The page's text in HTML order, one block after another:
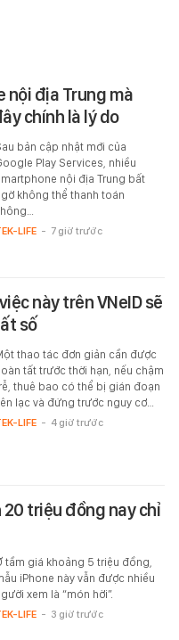
nội địa Trung mà
chính là lý do
bản cập nhật mới của
Play Services, nhiều
nội địa Trung bất
không thể thanh toán
LIFE - 7 giờ trước
này trên VNeID sẽ
số
thao tác đơn giản cần được
tất trước thời hạn, nếu chậm
thuê bao có thể bị gián đoạn
lạc và đứng trước nguy cơ…
LIFE - 4 giờ trước
triệu đồng nay chỉ
tầm giá khoảng 5 triệu đồng,
iPhone này vẫn được nhiều
xem là “món hời”.
LIFE - 3 giờ trước